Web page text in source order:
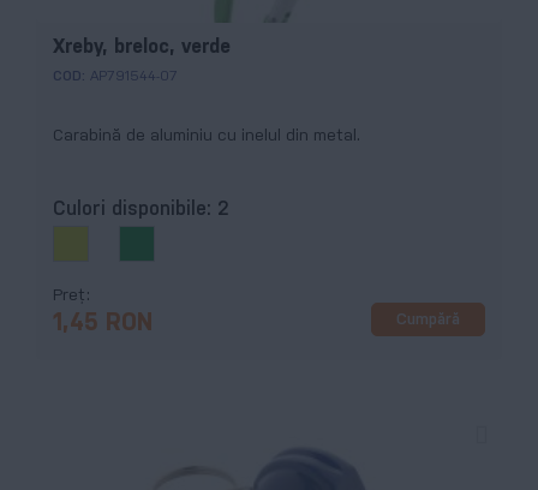
Xreby, breloc, verde
COD: AP791544-07
Carabină de aluminiu cu inelul din metal.
Culori disponibile: 2
Preț
1,45 RON Cumpără